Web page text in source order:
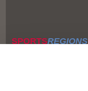
SPORTSREGIONS